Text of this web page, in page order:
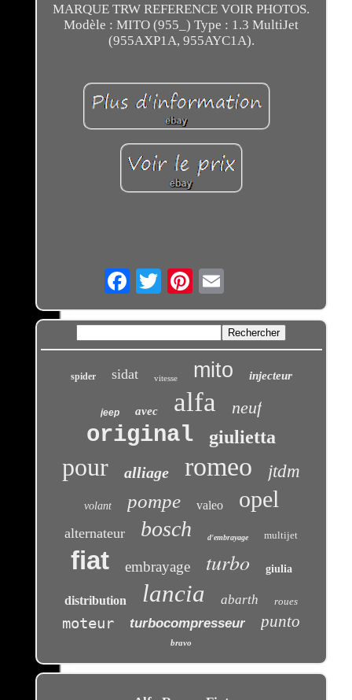
MARQUE TRW REFERENCE VOIR PHOTOS.
Modèle : MITO (955_) Type : 1.3 MultiJet
(955AXP1A, 955AYC1A).
Email
spider sidat vitesse mito injecteur
jeep avec alfa neuf
original giulietta
pour alliage romeo jtdm
volant pompe valeo opel
alternateur bosch d'embrayage multijet
fiat embrayage turbo giulia
distribution lancia abarth roues
moteur turbocompresseur punto
bravo